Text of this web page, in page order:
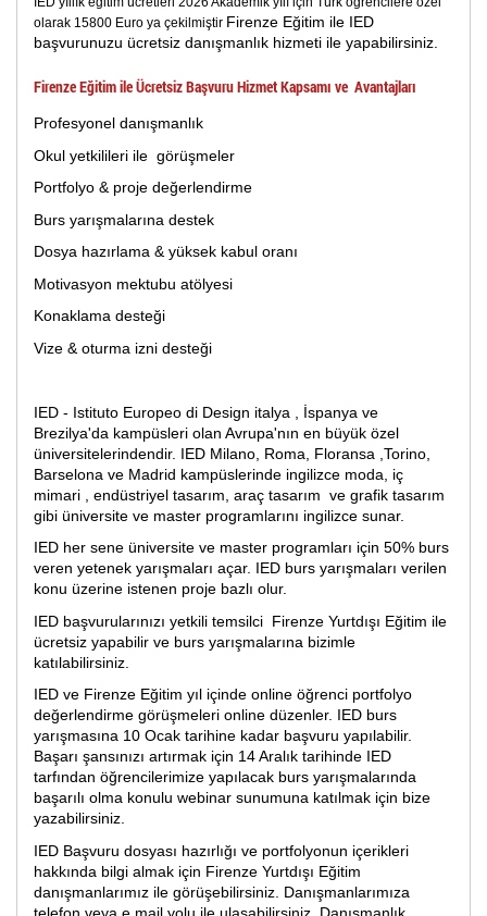
olarak 15800 Euro ya çekilmiştir Firenze Eğitim ile IED
başvurunuzu ücretsiz danışmanlık hizmeti ile yapabilirsiniz.
Firenze Eğitim ile Ücretsiz Başvuru Hizmet Kapsamı ve Avantajları
Profesyonel danışmanlık
Okul yetkilileri ile görüşmeler
Portfolyo & proje değerlendirme
Burs yarışmalarına destek
Dosya hazırlama & yüksek kabul oranı
Motivasyon mektubu atölyesi
Konaklama desteği
Vize & oturma izni desteği
IED - Istituto Europeo di Design italya , İspanya ve
Brezilya'da kampüsleri olan Avrupa'nın en büyük özel
üniversitelerindendir. IED Milano, Roma, Floransa ,Torino,
Barselona ve Madrid kampüslerinde ingilizce moda, iç
mimari , endüstriyel tasarım, araç tasarım ve grafik tasarım
gibi üniversite ve master programlarını ingilizce sunar.
IED her sene üniversite ve master programları için 50% burs
veren yetenek yarışmaları açar. IED burs yarışmaları verilen
konu üzerine istenen proje bazlı olur.
IED başvurularınızı yetkili temsilci Firenze Yurtdışı Eğitim ile
ücretsiz yapabilir ve burs yarışmalarına bizimle
katılabilirsiniz.
IED ve Firenze Eğitim yıl içinde online öğrenci portfolyo
değerlendirme görüşmeleri online düzenler. IED burs
yarışmasına 10 Ocak tarihine kadar başvuru yapılabilir.
Başarı şansınızı artırmak için 14 Aralık tarihinde IED
tarfından öğrencilerimize yapılacak burs yarışmalarında
başarılı olma konulu webinar sunumuna katılmak için bize
yazabilirsiniz.
IED Başvuru dosyası hazırlığı ve portfolyonun içerikleri
hakkında bilgi almak için Firenze Yurtdışı Eğitim
danışmanlarımız ile görüşebilirsiniz. Danışmanlarımıza
telefon veya e mail yolu ile ulaşabilirsiniz. Danışmanlık